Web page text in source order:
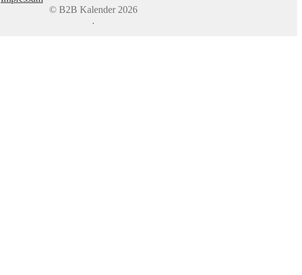
© B2B Kalender 2026
.